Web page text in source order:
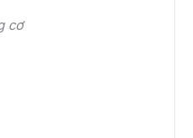
cơ